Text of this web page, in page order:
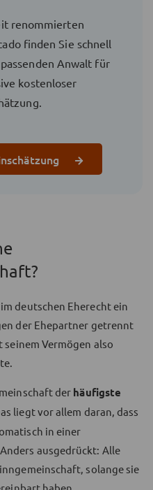
renommierten
finden Sie schnell
Anwalt für
kostenloser
deutschen Eherecht ein
der Ehepartner getrennt
Vermögen also
der häufigste
liegt vor allem daran, dass
in einer
ausgedrückt: Alle
solange sie